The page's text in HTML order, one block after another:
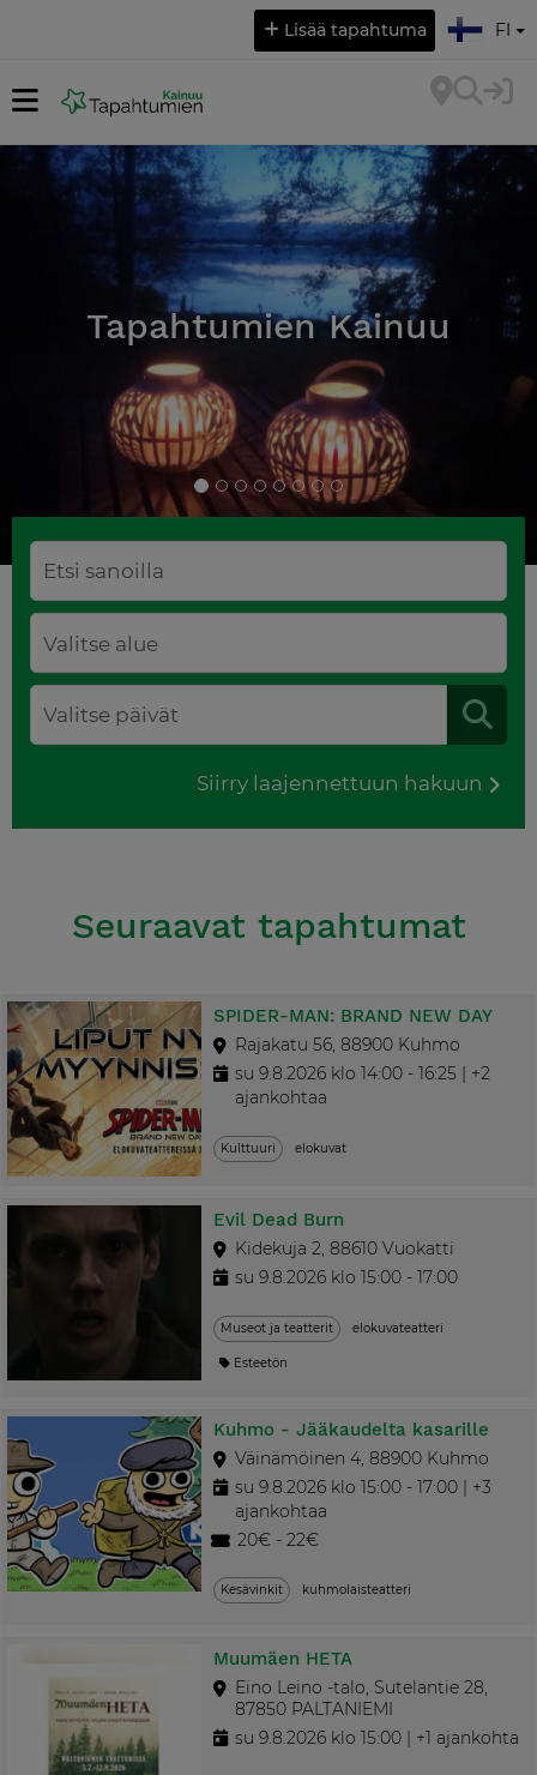
Lisää tapahtuma FI
Tapahtumien Kainuu
Siirry laajennettuun hakuun
Seuraavat tapahtumat
SPIDER-MAN: BRAND NEW DAY
Rajakatu 56, 88900 Kuhmo
su 9.8.2026 klo 14:00 - 16:25 | +2
ajankohtaa
Kulttuuri elokuvat
Evil Dead Burn
Kidekuja 2, 88610 Vuokatti
su 9.8.2026 klo 15:00 - 17:00
Museot ja teatterit elokuvateatteri
Esteetön
Kuhmo - Jääkaudelta kasarille
Väinämöinen 4, 88900 Kuhmo
su 9.8.2026 klo 15:00 - 17:00 | +3
ajankohtaa
20€ - 22€
Kesävinkit kuhmolaisteatteri
Muumäen HETA
Eino Leino -talo, Sutelantie 28,
87850 PALTANIEMI
su 9.8.2026 klo 15:00 | +1 ajankohta